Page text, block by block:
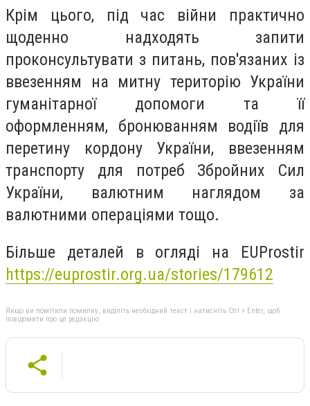
Крім цього, під час війни практично
щоденно надходять запити
проконсультувати з питань, пов'язаних із
ввезенням на митну територію України
гуманітарної допомоги та її
оформленням, бронюванням водіїв для
перетину кордону України, ввезенням
транспорту для потреб Збройних Сил
України, валютним наглядом за
валютними операціями тощо.
Більше деталей в огляді на EUProstir
https://euprostir.org.ua/stories/179612
Якщо ви помітили помилку, виділіть необхідний текст і натисніть Ctrl + Enter, щоб
повідомити про це редакцію